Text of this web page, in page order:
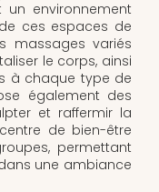
environnement
ces espaces de
massages variés
le corps, ainsi
à chaque type de
également des
et raffermir la
de bien-être
permettant
une ambiance